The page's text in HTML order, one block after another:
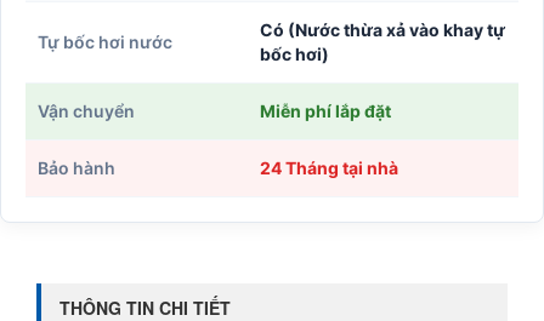
Tự bốc hơi nước
Có (Nước thừa xả vào khay tự
bốc hơi)
Vận chuyển Miễn phí lắp đặt
Bảo hành 24 Tháng tại nhà
THÔNG TIN CHI TIẾT